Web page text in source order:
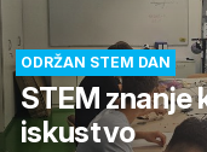
ODRŽAN STEM DAN
STEM znanje
iskustvo